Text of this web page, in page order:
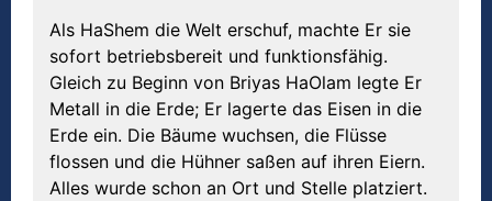
Als HaShem die Welt erschuf, machte Er sie
sofort betriebsbereit und funktionsfähig.
Gleich zu Beginn von Briyas HaOlam legte Er
Metall in die Erde; Er lagerte das Eisen in die
Erde ein. Die Bäume wuchsen, die Flüsse
flossen und die Hühner saßen auf ihren Eiern.
Alles wurde schon an Ort und Stelle platziert.